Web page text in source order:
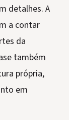
detalhes. A
a contar
da
também
própria,
em